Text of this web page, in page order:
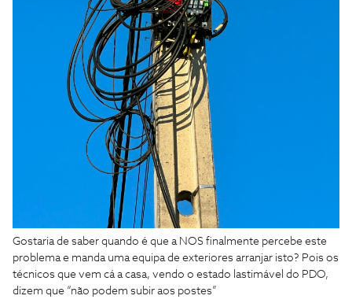
Gostaria de saber quando é que a NOS finalmente percebe este
problema e manda uma equipa de exteriores arranjar isto? Pois os
técnicos que vem cá a casa, vendo o estado lastimável do PDO,
dizem que “não podem subir aos postes”